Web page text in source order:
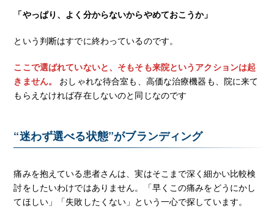
「やっぱり、よく分からないからやめておこうか」
という判断はすでに終わっているのです。
ここで選ばれていないと、そもそも来院というアクションは起
きません。
おしゃれな待合室も、高価な治療機器も、院に来て
もらえなければ存在しないのと同じなのです
“迷わず選べる状態”がブランディング
痛みを抱えている患者さんは、実はそこまで深く細かい比較検
討をしたいわけではありません。「早くこの痛みをどうにかし
てほしい」「失敗したくない」という一心で探しています。